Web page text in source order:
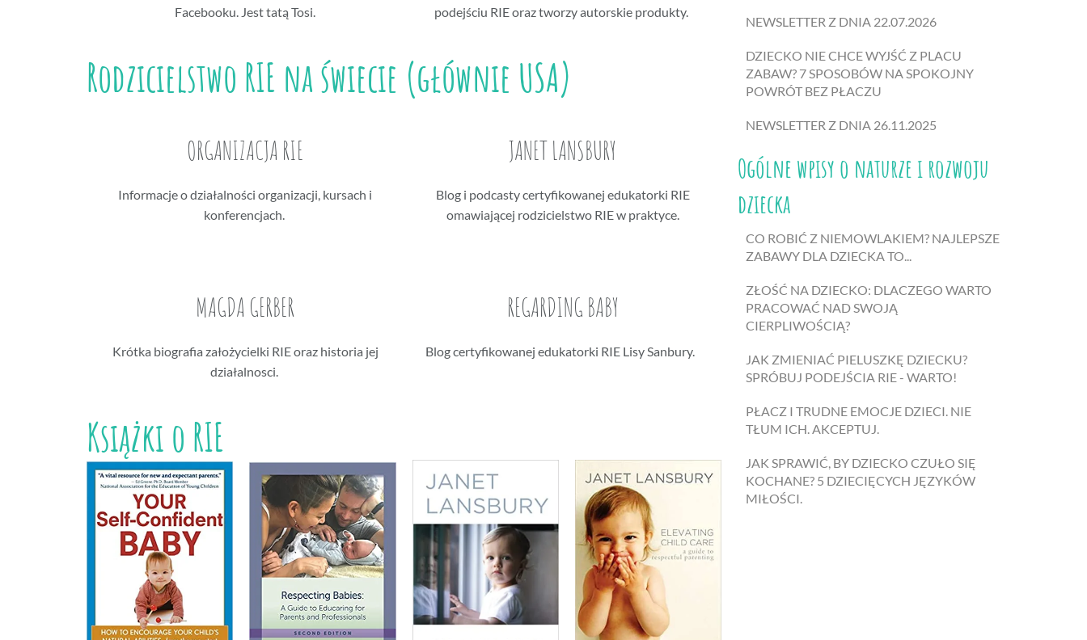
Facebooku. Jest tatą Tosi.
podejściu RIE oraz tworzy autorskie produkty.
Rodzicielstwo RIE na świecie (głównie USA)
ORGANIZACJA RIE
Informacje o działalności organizacji, kursach i
konferencjach.
JANET LANSBURY
Blog i podcasty certyfikowanej edukatorki RIE
omawiającej rodzicielstwo RIE w praktyce.
MAGDA GERBER
Krótka biografia założycielki RIE oraz historia jej
działalnosci.
REGARDING BABY
Blog certyfikowanej edukatorki RIE Lisy Sanbury.
Książki o RIE
NEWSLETTER Z DNIA 22.07.2026
DZIECKO NIE CHCE WYJŚĆ Z PLACU
ZABAW? 7 SPOSOBÓW NA SPOKOJNY
POWRÓT BEZ PŁACZU
NEWSLETTER Z DNIA 26.11.2025
Ogólne wpisy o naturze i rozwoju
dziecka
CO ROBIĆ Z NIEMOWLAKIEM? NAJLEPSZE
ZABAWY DLA DZIECKA TO...
ZŁOŚĆ NA DZIECKO: DLACZEGO WARTO
PRACOWAĆ NAD SWOJĄ
CIERPLIWOŚCIĄ?
JAK ZMIENIAĆ PIELUSZKĘ DZIECKU?
SPRÓBUJ PODEJŚCIA RIE - WARTO!
PŁACZ I TRUDNE EMOCJE DZIECI. NIE
TŁUM ICH. AKCEPTUJ.
JAK SPRAWIĆ, BY DZIECKO CZUŁO SIĘ
KOCHANE? 5 DZIECIĘCYCH JĘZYKÓW
MIŁOŚCI.